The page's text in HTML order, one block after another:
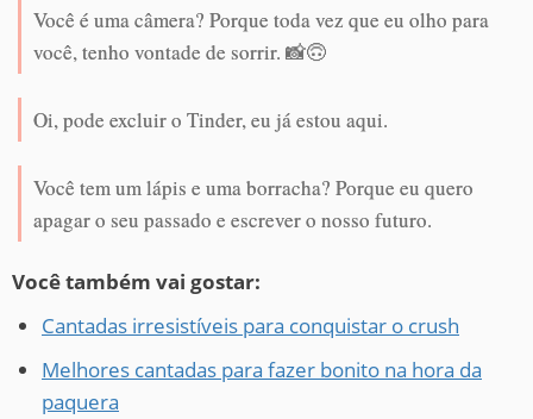
Você é uma câmera? Porque toda vez que eu olho para
você, tenho vontade de sorrir. 📸🙃
Oi, pode excluir o Tinder, eu já estou aqui.
Você tem um lápis e uma borracha? Porque eu quero
apagar o seu passado e escrever o nosso futuro.
Você também vai gostar:
Cantadas irresistíveis para conquistar o crush
Melhores cantadas para fazer bonito na hora da
paquera